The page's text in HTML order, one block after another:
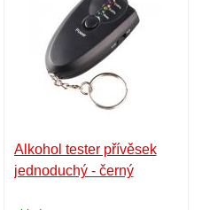
Alkohol tester přívěsek
jednoduchý - černý